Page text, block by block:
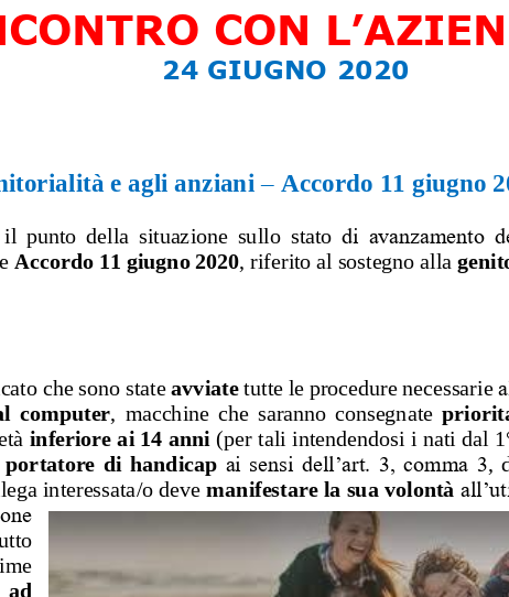
CON
24 GIUGNO 2020
e agli anziani – Accordo 11 giugno
il  punto  della  situazione  sullo stato di avanzamento
Accordo 11 giugno 2020 , riferito al sostegno alla
che sono state avviate tutte le procedure necessarie
computer ,  macchine che  saranno  consegnate
inferiore ai 14 anni (per tali intendendosi i nati dal
portatore  di  handicap ai sensi dell’art. 3, comma 3 ,
interessata/o deve manifestare la sua volontà
e
ad